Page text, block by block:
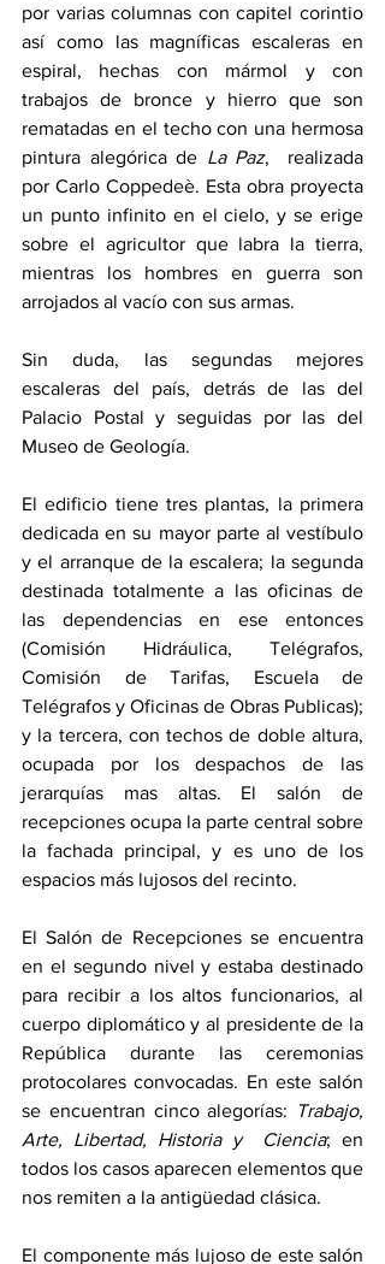
por varias columnas con capitel corintio
así como las magníficas escaleras en
espiral, hechas con mármol y con
trabajos de bronce y hierro que son
rematadas en el techo con una hermosa
pintura alegórica de La Paz,  realizada
por Carlo Coppedeè. Esta obra proyecta
un punto infinito en el cielo, y se erige
sobre el agricultor que labra la tierra,
mientras los hombres en guerra son
arrojados al vacío con sus armas.
Sin duda, las segundas mejores
escaleras del país, detrás de las del
Palacio Postal y seguidas por las del
Museo de Geología.
El edificio tiene tres plantas, la primera
dedicada en su mayor parte al vestíbulo
y el arranque de la escalera; la segunda
destinada totalmente a las oficinas de
las dependencias en ese entonces
(Comisión Hidráulica, Telégrafos,
Comisión de Tarifas, Escuela de
Telégrafos y Oficinas de Obras Publicas);
y la tercera, con techos de doble altura,
ocupada por los despachos de las
jerarquías mas altas. El salón de
recepciones ocupa la parte central sobre
la fachada principal, y es uno de los
espacios más lujosos del recinto.
El Salón de Recepciones se encuentra
en el segundo nivel y estaba destinado
para recibir a los altos funcionarios, al
cuerpo diplomático y al presidente de la
República durante las ceremonias
protocolares convocadas. En este salón
se encuentran cinco alegorías:
Trabajo,
Arte, Libertad, Historia y  Ciencia; en
todos los casos aparecen elementos que
nos remiten a la antigüedad clásica.
El componente más lujoso de este salón